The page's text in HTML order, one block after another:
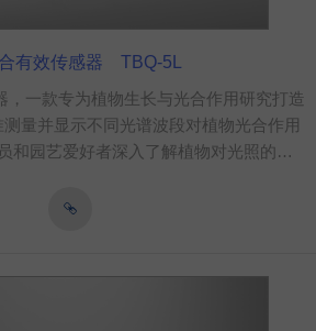
有效传感器 TBQ-5L
，一款专为植物生长与光合作用研究打造
量并显示不同光谱波段对植物光合作用
和园艺爱好者深入了解植物对光照的响
析光照变化对植物生长的影响。适用范围